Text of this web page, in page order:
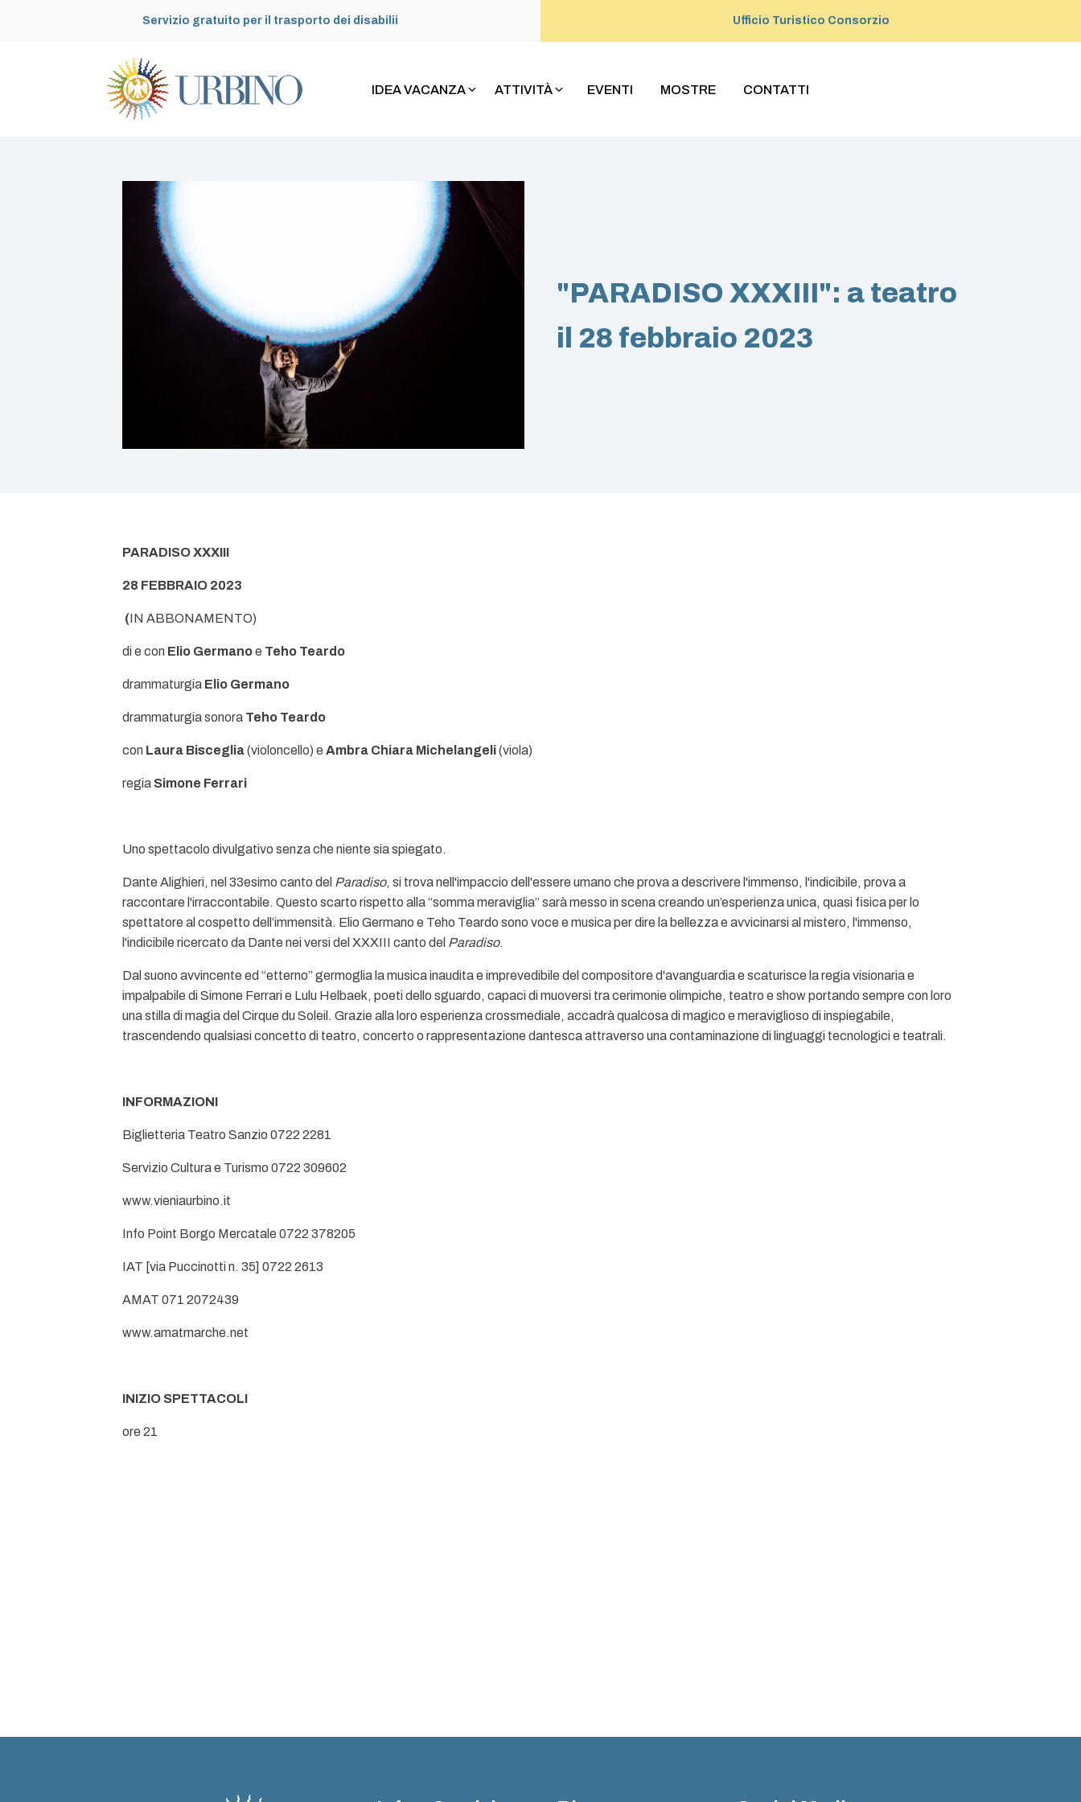
Servizio gratuito per il trasporto dei disabilii Ufficio Turistico Consorzio
IDEA VACANZA ATTIVITÀ EVENTI MOSTRE CONTATTI
"PARADISO XXXIII": a teatro
il 28 febbraio 2023
PARADISO XXXIII
28 FEBBRAIO 2023
( IN ABBONAMENTO)
di e con Elio Germanoe Teho Teardo
drammaturgia Elio Germano
drammaturgia sonora Teho Teardo
con Laura Bisceglia(violoncello) e Ambra Chiara Michelangeli(viola)
regia Simone Ferrari
Uno spettacolo divulgativo senza che niente sia spiegato.
Dante Alighieri, nel 33esimo canto del Paradiso, si trova nell'impaccio dell'essere umano che prova a descrivere l'immenso, l'indicibile, prova a
raccontare l'irraccontabile. Questo scarto rispetto alla “somma meraviglia” sarà messo in scena creando un’esperienza unica, quasi fisica per lo
spettatore al cospetto dell’immensità. Elio Germano e Teho Teardo sono voce e musica per dire la bellezza e avvicinarsi al mistero, l'immenso,
l'indicibile ricercato da Dante nei versi del XXXIII canto del Paradiso.
Dal suono avvincente ed “etterno” germoglia la musica inaudita e imprevedibile del compositore d'avanguardia e scaturisce la regia visionaria e
impalpabile di Simone Ferrari e Lulu Helbaek, poeti dello sguardo, capaci di muoversi tra cerimonie olimpiche, teatro e show portando sempre con loro
una stilla di magia del Cirque du Soleil. Grazie alla loro esperienza crossmediale, accadrà qualcosa di magico e meraviglioso di inspiegabile,
trascendendo qualsiasi concetto di teatro, concerto o rappresentazione dantesca attraverso una contaminazione di linguaggi tecnologici e teatrali.
INFORMAZIONI
Biglietteria Teatro Sanzio 0722 2281
Servizio Cultura e Turismo 0722 309602
www.vieniaurbino.it
Info Point Borgo Mercatale 0722 378205
IAT [via Puccinotti n. 35] 0722 2613
AMAT 071 2072439
www.amatmarche.net
INIZIO SPETTACOLI
ore 21